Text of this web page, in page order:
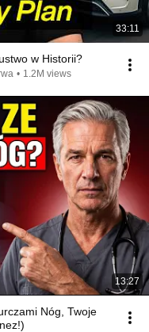
33:11
w Historii?
• 1.2M views
13:27
Nóg, Twoje